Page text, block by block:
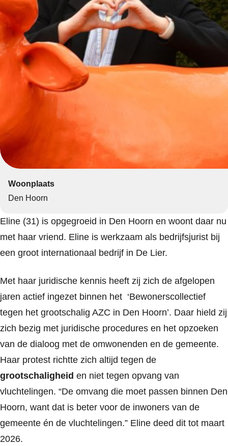
Woonplaats
Den Hoorn
Eline (31) is opgegroeid in Den Hoorn en woont daar nu
met haar vriend. Eline is werkzaam als bedrijfsjurist bij
een groot internationaal bedrijf in De Lier.
Met haar juridische kennis heeft zij zich de afgelopen
jaren actief ingezet binnen het ‘Bewonerscollectief
tegen het grootschalig AZC in Den Hoorn’. Daar hield zij
zich bezig met juridische procedures en het opzoeken
van de dialoog met de omwonenden en de gemeente.
Haar protest richtte zich altijd tegen de
grootschaligheid en niet tegen opvang van
vluchtelingen. “De omvang die moet passen binnen Den
Hoorn, want dat is beter voor de inwoners van de
gemeente én de vluchtelingen.” Eline deed dit tot maart
2026.